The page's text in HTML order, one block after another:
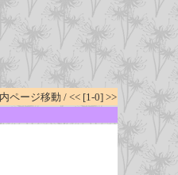
ページ移動 / << [1-0] >>